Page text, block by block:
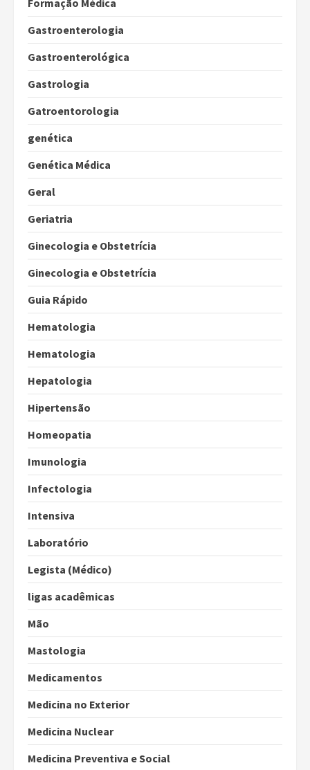
Formação Médica
Gastroenterologia
Gastroenterológica
Gastrologia
Gatroentorologia
genética
Genética Médica
Geral
Geriatria
Ginecologia e Obstetrícia
Ginecologia e Obstetrícia
Guia Rápido
Hematologia
Hematologia
Hepatologia
Hipertensão
Homeopatia
Imunologia
Infectologia
Intensiva
Laboratório
Legista (Médico)
ligas acadêmicas
Mão
Mastologia
Medicamentos
Medicina no Exterior
Medicina Nuclear
Medicina Preventiva e Social